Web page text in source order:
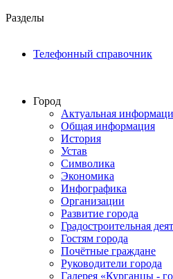
Разделы
Телефонный справочник
Город
Актуальная
Общая информация
История
Устав
Символика
Экономика
Инфографика
Организации
Развитие города
Градостроительная
Гостям города
Почётные граждане
Руководители города
Галерея «Курганцы -